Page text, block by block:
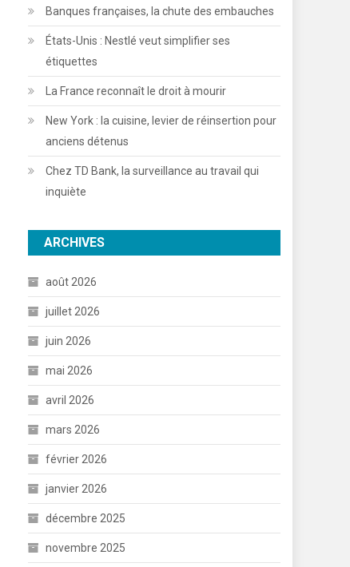
Banques françaises, la chute des embauches
États-Unis : Nestlé veut simplifier ses
étiquettes
La France reconnaît le droit à mourir
New York : la cuisine, levier de réinsertion pour
anciens détenus
Chez TD Bank, la surveillance au travail qui
inquiète
ARCHIVES
août 2026
juillet 2026
juin 2026
mai 2026
avril 2026
mars 2026
février 2026
janvier 2026
décembre 2025
novembre 2025